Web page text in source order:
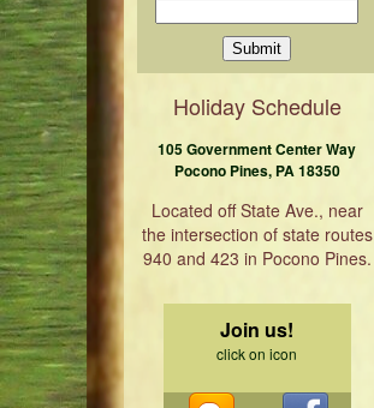
Holiday Schedule
105 Government Center Way
Pocono Pines, PA 18350
Located off State Ave., near
the intersection of state routes
940 and 423 in Pocono Pines.
Join us!
click on icon